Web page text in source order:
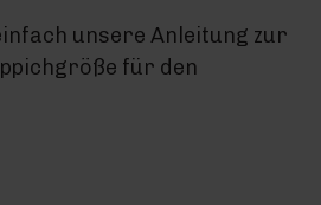
unsere Anleitung zur
für den